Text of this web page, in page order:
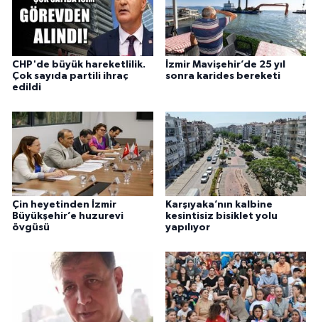
CHP'de büyük hareketlilik.
Çok sayıda partili ihraç
edildi
İzmir Mavişehir’de 25 yıl
sonra karides bereketi
Çin heyetinden İzmir
Büyükşehir’e huzurevi
övgüsü
Karşıyaka’nın kalbine
kesintisiz bisiklet yolu
yapılıyor